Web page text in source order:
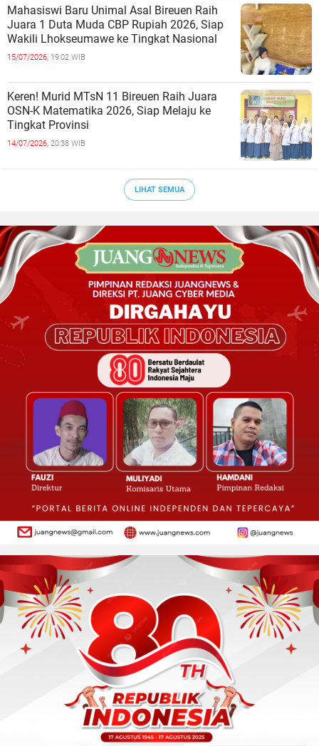
Mahasiswi Baru Unimal Asal Bireuen Raih
Juara 1 Duta Muda CBP Rupiah 2026, Siap
Wakili Lhokseumawe ke Tingkat Nasional
15/07/2026, 19:02 WIB
Keren! Murid MTsN 11 Bireuen Raih Juara
OSN-K Matematika 2026, Siap Melaju ke
Tingkat Provinsi
14/07/2026, 20:38 WIB
LIHAT SEMUA